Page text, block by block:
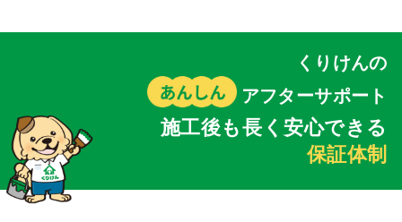
くりけんの
アフターサポート
施工後も長く安心できる
保証体制